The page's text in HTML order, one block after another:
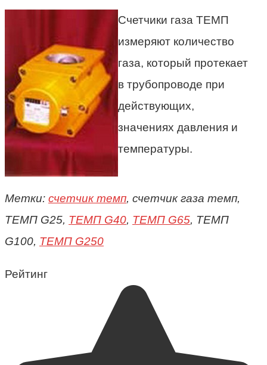
Счетчики газа ТЕМП
измеряют количество
газа, который протекает
в трубопроводе при
действующих,
значениях давления и
температуры.
Метки: счетчик темп, счетчик газа темп,
ТЕМП G25, ТЕМП G40, ТЕМП G65, ТЕМП
G100, ТЕМП G250
Рейтинг